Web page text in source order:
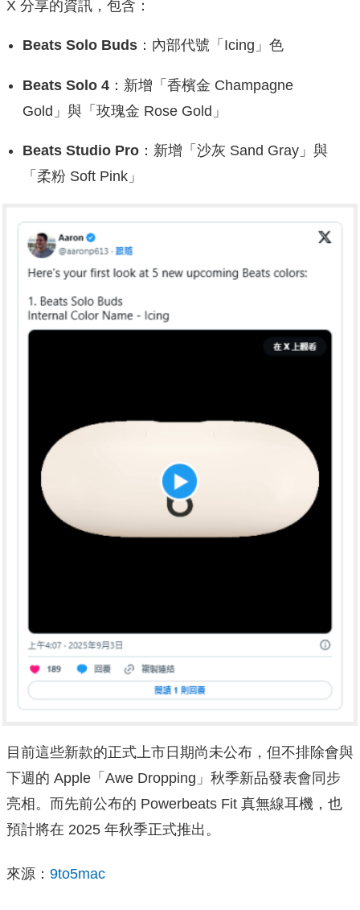
X 分享的資訊，包含：
Beats Solo Buds ：內部代號「Icing」色
Beats Solo 4 ：新增「香檳金 Champagne
Gold」與「玫瑰金 Rose Gold」
Beats Studio Pro ：新增「沙灰 Sand Gray」與
「柔粉 Soft Pink」
目前這些新款的正式上市日期尚未公布，但不排除會與
下週的 Apple「Awe Dropping」秋季新品發表會同步
亮相。而先前公布的 Powerbeats Fit 真無線耳機，也
預計將在 2025 年秋季正式推出。
來源： 9to5mac